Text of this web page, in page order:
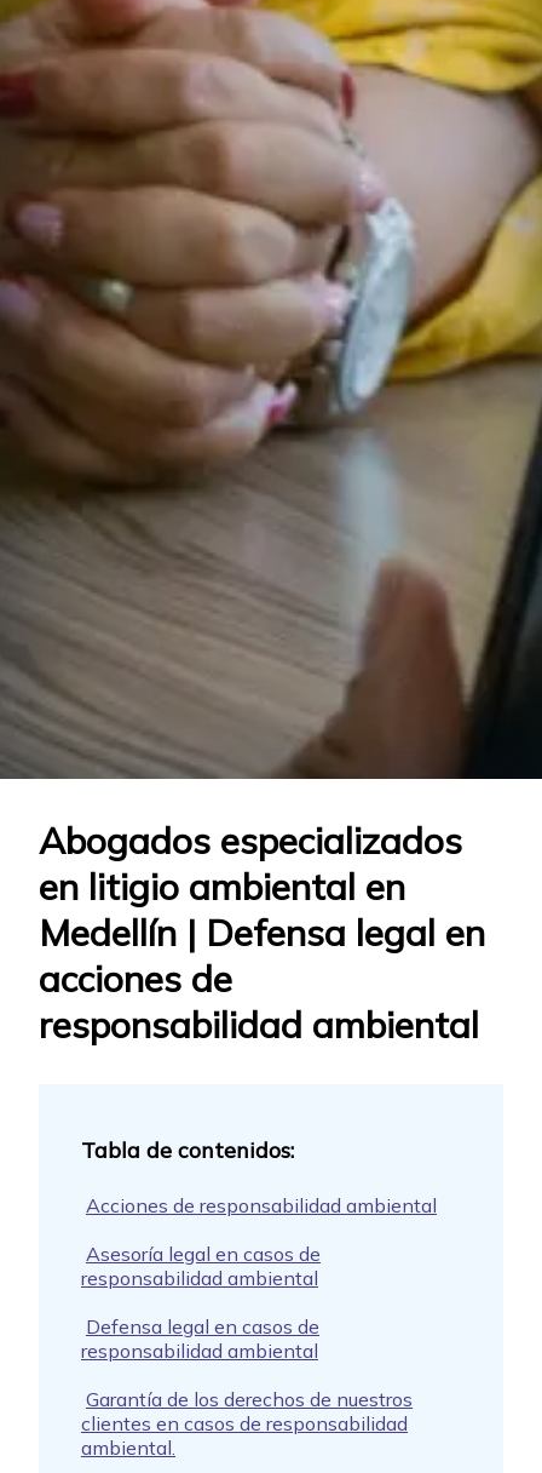
Abogados especializados
en litigio ambiental en
Medellín | Defensa legal en
acciones de
responsabilidad ambiental
Acciones de responsabilidad ambiental
Asesoría legal en casos de
responsabilidad ambiental
Defensa legal en casos de
responsabilidad ambiental
Garantía de los derechos de nuestros
clientes en casos de responsabilidad
ambiental.